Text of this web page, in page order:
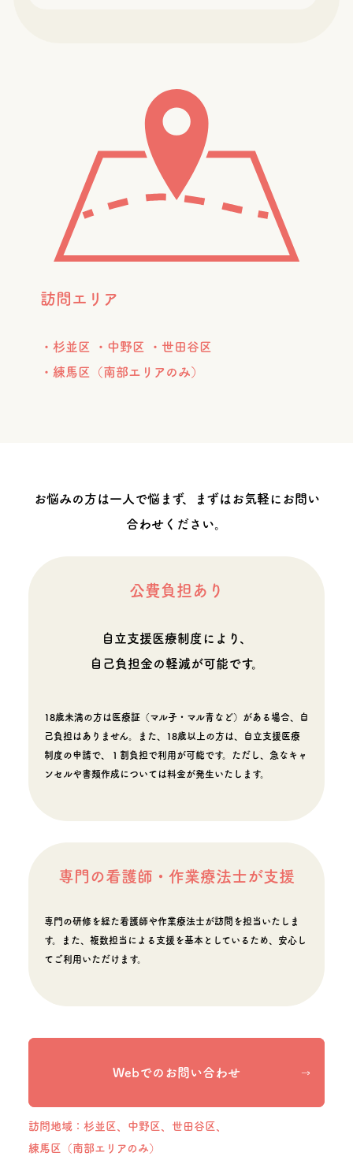
訪問エリア
・杉並区 ・中野区 ・世田谷区
・練馬区（南部エリアのみ）
お悩みの方は一人で悩まず、まずはお気軽にお問い
合わせください。
公費負担あり
自立支援医療制度により、
自己負担金の軽減が可能です。
18歳未満の方は医療証（マル子・マル青など）がある場合、自
己負担はありません。また、18歳以上の方は、自立支援医療
制度の申請で、１割負担で利用が可能です。ただし、急なキャ
ンセルや書類作成については料金が発生いたします。
専門の看護師・作業療法士が支援
専門の研修を経た看護師や作業療法士が訪問を担当いたしま
す。また、複数担当による支援を基本としているため、安心し
てご利用いただけます。
Webでのお問い合わせ
訪問地域：杉並区、中野区、世田谷区、
練馬区（南部エリアのみ）